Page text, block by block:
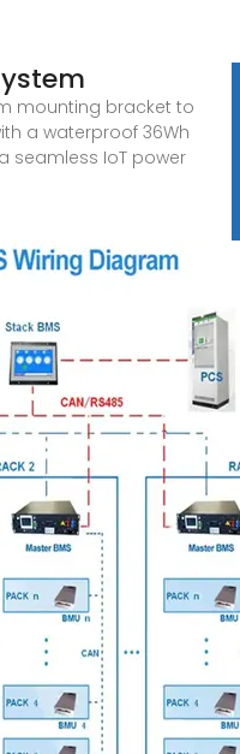
mounting bracket to
a waterproof 36Wh
seamless IoT power